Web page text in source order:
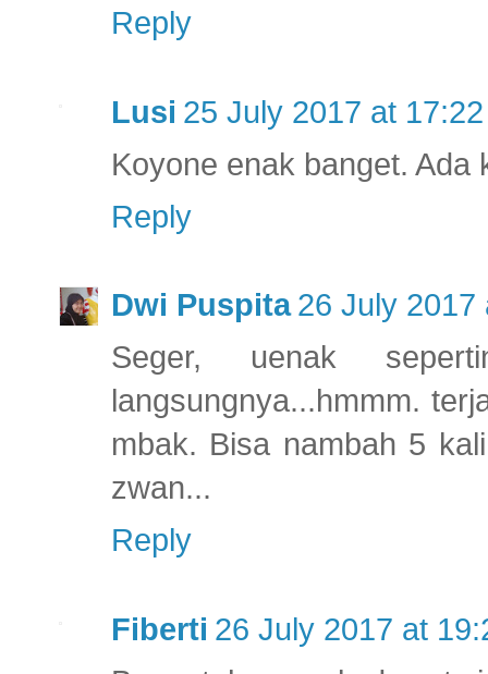
Reply
Lusi 25 July 2017 at 17:22
Koyone enak banget.
Reply
Dwi Puspita 26 July 2017
Seger, uenak
langsungnya...hmmm.
mbak. Bisa nambah 5
zwan...
Reply
Fiberti 26 July 2017 at